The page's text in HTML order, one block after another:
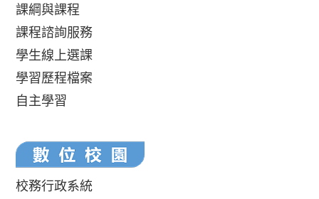
課綱與課程
課程諮詢服務
學生線上選課
學習歷程檔案
自主學習
校務行政系統